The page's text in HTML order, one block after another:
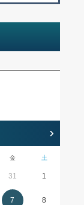
›
金 土
31 1
7 8